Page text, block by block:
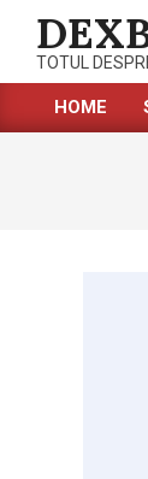
contentTOTUL
Primary
HOME